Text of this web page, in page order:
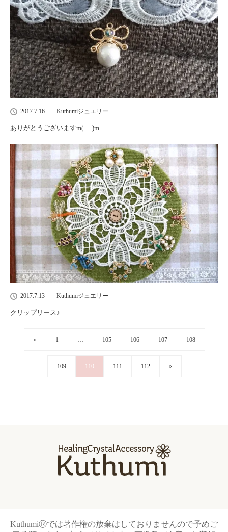
2017.7.16 Kuthumiジュエリー
ありがとうございますm(_ _)m
2017.7.13 Kuthumiジュエリー
クリップリース♪
« 1 … 105 106 107 108
109 110 111 112 »
KuthumiⓇでは著作権の放棄はしておりませんので予めご